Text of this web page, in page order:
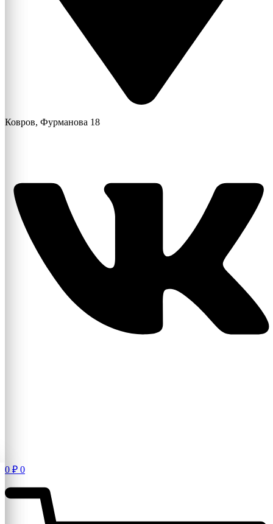
Ковров, Фурманова 18
0 ₽ 0